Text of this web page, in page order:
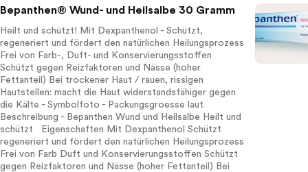
Bepanthen® Wund- und Heilsalbe 30 Gramm
Heilt und schützt! Mit Dexpanthenol - Schützt,
regeneriert und fördert den natürlichen Heilungsprozess
Frei von Farb-, Duft- und Konservierungsstoffen
Schützt gegen Reizfaktoren und Nässe (hoher
Fettanteil) Bei trockener Haut / rauen, rissigen
Hautstellen: macht die Haut widerstandsfähiger gegen
die Kälte - Symbolfoto - Packungsgroesse laut
Beschreibung - Bepanthen Wund und Heilsalbe Heilt und
schützt Eigenschaften Mit Dexpanthenol Schützt
regeneriert und fördert den natürlichen Heilungsprozess
Frei von Farb Duft und Konservierungsstoffen Schützt
gegen Reizfaktoren und Nässe (hoher Fettanteil) Bei